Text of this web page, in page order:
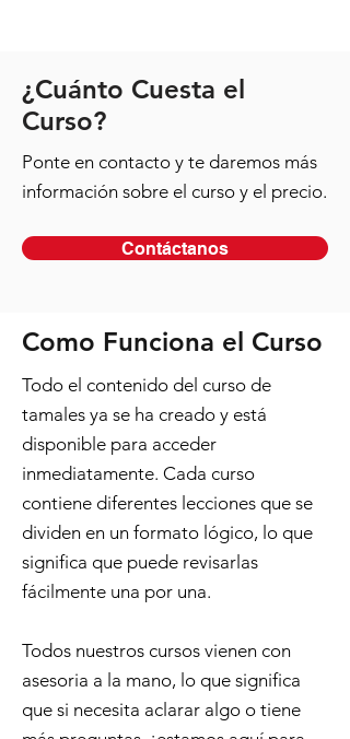
¿Cuánto Cuesta el
Curso?
Ponte en contacto y te daremos más
información sobre el curso y el precio.
Contáctanos
Como Funciona el Curso
Todo el contenido del curso de
tamales ya se ha creado y está
disponible para acceder
inmediatamente. Cada curso
contiene diferentes lecciones que se
dividen en un formato lógico, lo que
significa que puede revisarlas
fácilmente una por una.
Todos nuestros cursos vienen con
asesoria a la mano, lo que significa
que si necesita aclarar algo o tiene